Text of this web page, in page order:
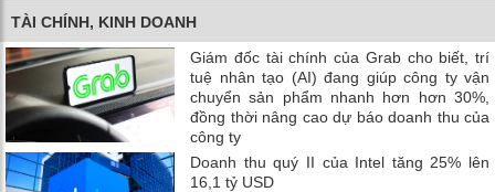
TÀI CHÍNH, KINH DOANH
Giám đốc tài chính của Grab cho biết, trí
tuệ nhân tạo (AI) đang giúp công ty vận
chuyển sản phẩm nhanh hơn hơn 30%,
đồng thời nâng cao dự báo doanh thu của
công ty
Doanh thu quý II của Intel tăng 25% lên
16,1 tỷ USD